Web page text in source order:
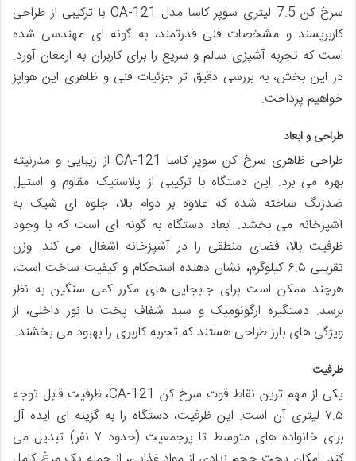
سرخ کن 7.5 لیتری سوپر کاسا مدل CA-121 با ترکیبی از طراحی
کاربرپسند و مشخصات فنی قدرتمند، به گونه ای مهندسی شده
است که تجربه آشپزی سالم و سریع را برای کاربران به ارمغان آورد.
در این بخش، به بررسی دقیق تر جزئیات فنی و ظاهری این هواپز
خواهیم پرداخت.
طراحی و ابعاد
طراحی ظاهری سرخ کن سوپر کاسا CA-121 از زیبایی و مدرنیته
بهره می برد. این دستگاه با ترکیبی از پلاستیک مقاوم و استیل
ضدزنگ ساخته شده که علاوه بر دوام بالا، جلوه ای شیک به
آشپزخانه می بخشد. ابعاد دستگاه به گونه ای است که با وجود
ظرفیت بالا، فضای منطقی را در آشپزخانه اشغال می کند. وزن
تقریبی ۶.۵ کیلوگرم، نشان دهنده استحکام و کیفیت ساخت است،
هرچند ممکن است برای جابجایی های مکرر کمی سنگین به نظر
برسد. دستگیره ارگونومیک و سبد شفاف پخت با نور داخلی، از
ویژگی های بارز طراحی هستند که تجربه کاربری را بهبود می بخشند.
ظرفیت
یکی از مهم ترین نقاط قوت سرخ کن CA-121، ظرفیت قابل توجه
۷.۵ لیتری آن است. این ظرفیت، دستگاه را به گزینه ای ایده آل
برای خانواده های متوسط تا پرجمعیت (حدود ۷ نفر) تبدیل می